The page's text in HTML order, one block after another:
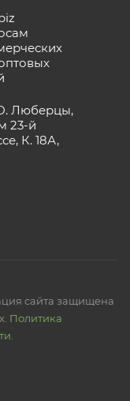
Люберцы,
23-й
К. 18А,
сайта защищена
Политика